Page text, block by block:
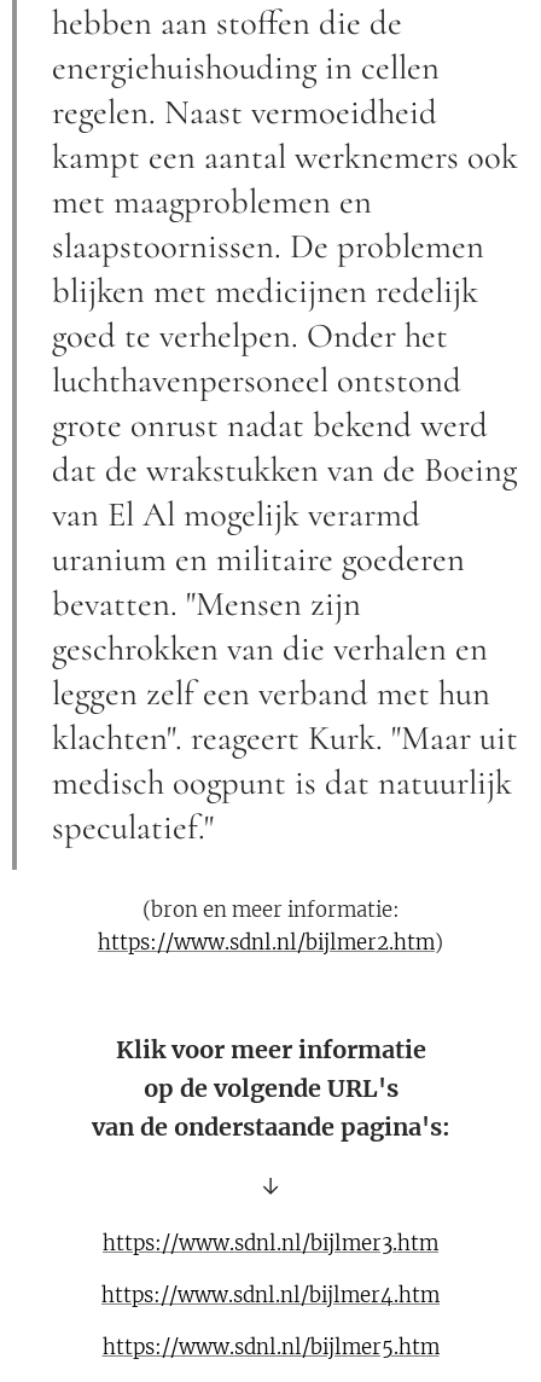
hebben aan stoffen die de
energiehuishouding in cellen
regelen. Naast vermoeidheid
kampt een aantal werknemers ook
met maagproblemen en
slaapstoornissen. De problemen
blijken met medicijnen redelijk
goed te verhelpen. Onder het
luchthavenpersoneel ontstond
grote onrust nadat bekend werd
dat de wrakstukken van de Boeing
van El Al mogelijk verarmd
uranium en militaire goederen
bevatten. "Mensen zijn
geschrokken van die verhalen en
leggen zelf een verband met hun
klachten". reageert Kurk. "Maar uit
medisch oogpunt is dat natuurlijk
speculatief."
(bron en meer informatie:
https://www.sdnl.nl/bijlmer2.htm)
Klik voor meer informatie
op de volgende URL's
van de onderstaande pagina's:
↓
https://www.sdnl.nl/bijlmer3.htm
https://www.sdnl.nl/bijlmer4.htm
https://www.sdnl.nl/bijlmer5.htm